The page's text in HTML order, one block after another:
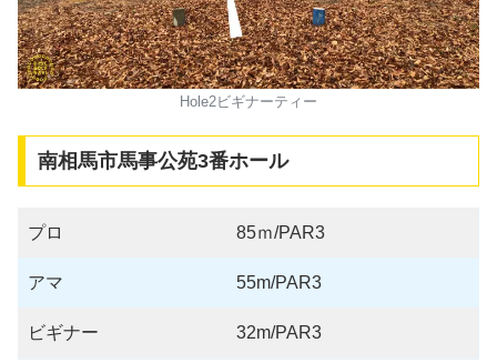
Hole2ビギナーティー
南相馬市馬事公苑3番ホール
プロ 85ｍ/PAR3
アマ 55m/PAR3
ビギナー 32m/PAR3